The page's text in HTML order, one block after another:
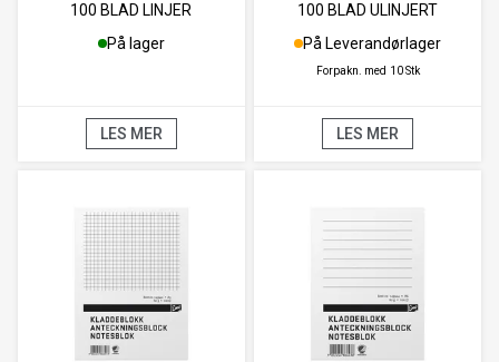
100 BLAD LINJER
På lager
LES MER
100 BLAD ULINJERT
På Leverandørlager
Forpakn. med 10 Stk
LES MER